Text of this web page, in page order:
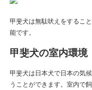
甲斐犬は無駄吠えをするこ
能です。
甲斐犬の室内環境
甲斐犬は日本犬で日本の気
うことができます。室内で